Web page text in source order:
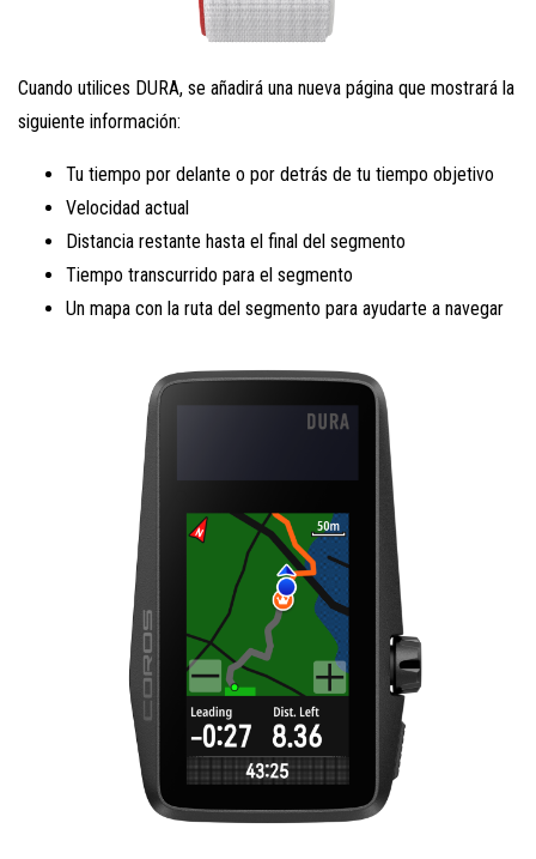
Cuando utilices DURA, se añadirá una nueva página que mostrará la
siguiente información:
Tu tiempo por delante o por detrás de tu tiempo objetivo
Velocidad actual
Distancia restante hasta el final del segmento
Tiempo transcurrido para el segmento
Un mapa con la ruta del segmento para ayudarte a navegar